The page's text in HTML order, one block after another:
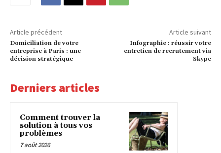
Article précédent
Domiciliation de votre
entreprise à Paris : une
décision stratégique
Article suivant
Infographie : réussir votre
entretien de recrutement via
Skype
Derniers articles
Comment trouver la
solution à tous vos
problèmes
7 août 2026